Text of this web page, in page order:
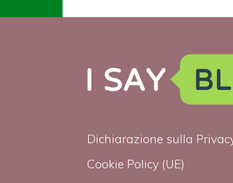
Dichiarazione sulla
Cookie Policy (UE)